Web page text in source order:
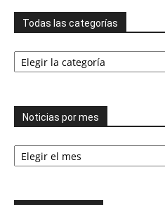
Todas las categorías
Todas
las
Noticias por mes
Noticias
por